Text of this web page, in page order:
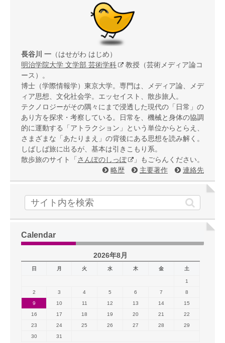
長谷川 一 （はせがわ はじめ）
明治学院大学 文学部 芸術学科
教授（芸術メディア論コ
ース）。
博士（学際情報学）東京大学。専門は、メディア論、メデ
ィア思想、文化社会学。エッセイスト、散歩旅人。
テクノロジーがその隅々にまで浸透した現代の「日常」の
あり方を探求・考察している。日常を、機械と身体の協調
的に運動する「アトラクション」という単位からとらえ、
さまざまな「あたりまえ」の背後にある思想を読み解く。
しばしば旅に出るが、基本は引きこもり系。
散歩旅のサイト「 さんぽのしっぽ
」もごらんください。
略歴
主要著作 連絡先
Calendar
2026年8月
日 月 火 水 木 金 土
1
2
3 4 5 6 7
8
9
10 11 12 13 14
15
16
17 18 19 20 21
22
23
24 25 26 27 28
29
30
31